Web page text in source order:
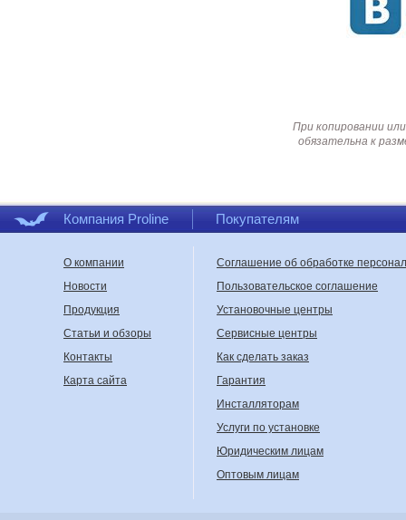
При копировании
обязательна к
Компания Proline Покупателям
О компании
Новости
Продукция
Статьи и обзоры
Контакты
Карта сайта
Соглашение об обработке
Пользовательское соглашение
Установочные центры
Сервисные центры
Как сделать заказ
Гарантия
Инсталляторам
Услуги по установке
Юридическим лицам
Оптовым лицам